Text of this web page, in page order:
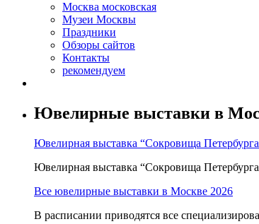
Москва московская
Музеи Москвы
Праздники
Обзоры сайтов
Контакты
рекомендуем
Ювелирные выставки в
Ювелирная выставка “Сокровища
Ювелирная выставка “Сокровища
Все ювелирные выставки в Москве 2026
В расписании приводятся все